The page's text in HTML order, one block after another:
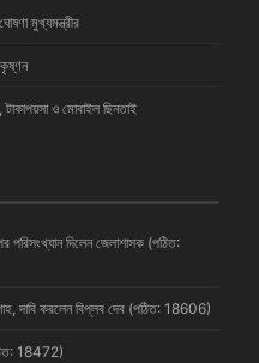
মুখ্যমন্ত্রীর
ও মোবাইল ছিনতাই
পরিসংখ্যান দিলেন জেলাশাসক (পঠিত:
দাবি করলেন বিপ্লব দেব (পঠিত: 18606)
18472)